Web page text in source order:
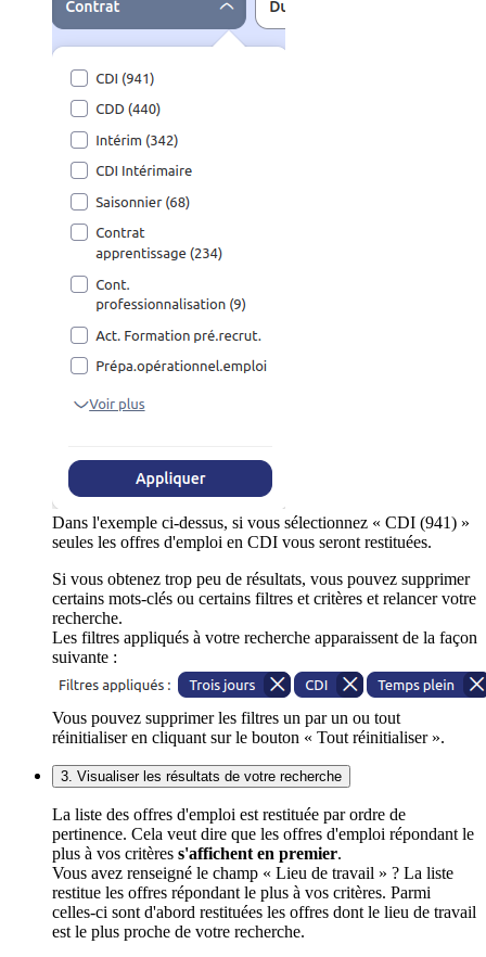
Dans l'exemple ci-dessus, si vous sélectionnez « CDI (941) »
seules les offres d'emploi en CDI vous seront restituées.
Si vous obtenez trop peu de résultats, vous pouvez supprimer
certains mots-clés ou certains filtres et critères et relancer votre
recherche.
Les filtres appliqués à votre recherche apparaissent de la façon
suivante :
Vous pouvez supprimer les filtres un par un ou tout
réinitialiser en cliquant sur le bouton « Tout réinitialiser ».
3. Visualiser les résultats de votre recherche
La liste des offres d'emploi est restituée par ordre de
pertinence. Cela veut dire que les offres d'emploi répondant le
plus à vos critères s'affichent en premier.
Vous avez renseigné le champ « Lieu de travail » ? La liste
restitue les offres répondant le plus à vos critères. Parmi
celles-ci sont d'abord restituées les offres dont le lieu de travail
est le plus proche de votre recherche.